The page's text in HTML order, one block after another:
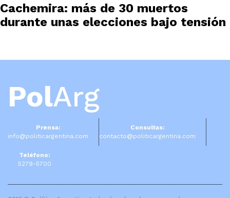
Cachemira: más de 30 muertos
durante unas elecciones bajo tensión
PolArg
Prensa:
info@politicargentina.com
Consultas:
contacto@politicargentina.com
Teléfono:
5279-5700